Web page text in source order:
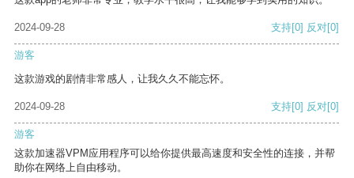
2024-09-28 支持[0] 反对[0]
游客
这款游戏的剧情非常感人，让我久久不能忘怀。
2024-09-28 支持[0] 反对[0]
游客
这款加速器VPM应用程序可以给你提供最高速度和安全性的连接，并帮
助你在网络上自由移动。